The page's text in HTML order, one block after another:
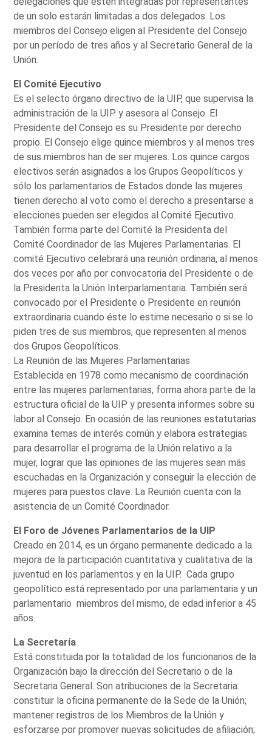
de un solo estarán limitadas a dos delegados. Los
miembros del Consejo eligen al Presidente del Consejo
por un período de tres años y al Secretario General de la
Unión.
El Comité Ejecutivo
Es el selecto órgano directivo de la UIP, que supervisa la
administración de la UIP y asesora al Consejo. El
Presidente del Consejo es su Presidente por derecho
propio. El Consejo elige quince miembros y al menos tres
de sus miembros han de ser mujeres. Los quince cargos
electivos serán asignados a los Grupos Geopolíticos y
sólo los parlamentarios de Estados donde las mujeres
tienen derecho al voto como el derecho a presentarse a
elecciones pueden ser elegidos al Comité Ejecutivo.
También forma parte del Comité la Presidenta del
Comité Coordinador de las Mujeres Parlamentarias. El
comité Ejecutivo celebrará una reunión ordinaria, al menos
dos veces por año por convocatoria del Presidente o de
la Presidenta la Unión Interparlamentaria. También será
convocado por el Presidente o Presidente en reunión
extraordinaria cuando éste lo estime necesario o si se lo
piden tres de sus miembros, que representen al menos
dos Grupos Geopolíticos.
La Reunión de las Mujeres Parlamentarias
Establecida en 1978 como mecanismo de coordinación
entre las mujeres parlamentarias, forma ahora parte de la
estructura oficial de la UIP y presenta informes sobre su
labor al Consejo. En ocasión de las reuniones estatutarias
examina temas de interés común y elabora estrategias
para desarrollar el programa de la Unión relativo a la
mujer, lograr que las opiniones de las mujeres sean más
escuchadas en la Organización y conseguir la elección de
mujeres para puestos clave. La Reunión cuenta con la
asistencia de un Comité Coordinador.
El Foro de Jóvenes Parlamentarios de la UIP
Creado en 2014, es un órgano permanente dedicado a la
mejora de la participación cuantitativa y cualitativa de la
juventud en los parlamentos y en la UIP. Cada grupo
geopolítico está representado por una parlamentaria y un
parlamentario miembros del mismo, de edad inferior a 45
años.
La Secretaría
Está constituida por la totalidad de los funcionarios de la
Organización bajo la dirección del Secretario o de la
Secretaria General. Son atribuciones de la Secretaria:
constituir la oficina permanente de la Sede de la Unión;
mantener registros de los Miembros de la Unión y
esforzarse por promover nuevas solicitudes de afiliación;